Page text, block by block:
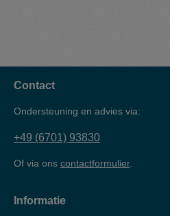
Contact
Ondersteuning en advies via:
+49 (6701) 93830
Of via ons contactformulier.
Informatie